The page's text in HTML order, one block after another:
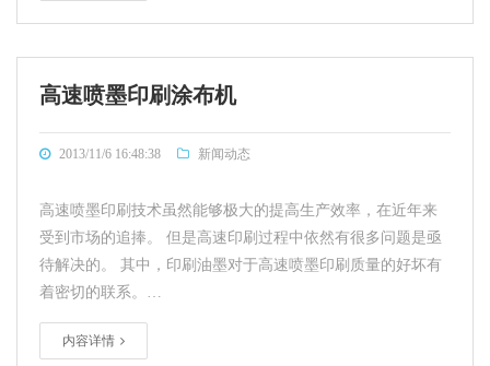
高速喷墨印刷涂布机
2013/11/6 16:48:38 新闻动态
高速喷墨印刷技术虽然能够极大的提高生产效率，在近年来
受到市场的追捧。 但是高速印刷过程中依然有很多问题是亟
待解决的。 其中，印刷油墨对于高速喷墨印刷质量的好坏有
着密切的联系。…
内容详情